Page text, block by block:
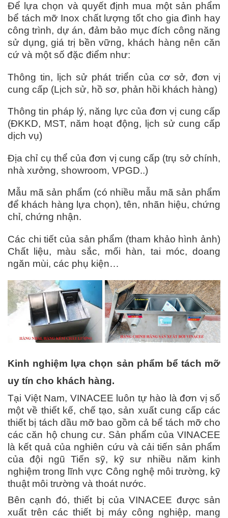
Để lựa chọn và quyết định mua một sản phẩm
bể tách mỡ Inox chất lượng tốt cho gia đình hay
công trình, dự án, đảm bảo mục đích công năng
sử dụng, giá trị bền vững, khách hàng nên căn
cứ và một số đặc điểm như:
Thông tin, lịch sử phát triển của cơ sở, đơn vị
cung cấp (Lịch sử, hồ sơ, phản hồi khách hàng)
Thông tin pháp lý, năng lực của đơn vị cung cấp
(ĐKKD, MST, năm hoạt động, lịch sử cung cấp
dịch vụ)
Địa chỉ cụ thể của đơn vị cung cấp (trụ sở chính,
nhà xưởng, showroom, VPGD..)
Mẫu mã sản phẩm (có nhiều mẫu mã sản phẩm
để khách hàng lựa chọn), tên, nhãn hiệu, chứng
chỉ, chứng nhận.
Các chi tiết của sản phẩm (tham khảo hình ảnh)
Chất liệu, màu sắc, mối hàn, tai móc, doang
ngăn mùi, các phụ kiện…
Kinh nghiệm lựa chọn sản phẩm bể tách mỡ
uy tín cho khách hàng.
Tại Việt Nam, VINACEE luôn tự hào là đơn vị số
một về thiết kế, chế tạo, sản xuất cung cấp các
thiết bị tách dầu mỡ bao gồm cả bể tách mỡ cho
các căn hộ chung cư. Sản phẩm của VINACEE
là kết quả của nghiên cứu và cải tiến sản phẩm
của đội ngũ Tiến sỹ, kỹ sư nhiều năm kinh
nghiệm trong lĩnh vực Công nghệ môi trường, kỹ
thuật môi trường và thoát nước.
Bên cạnh đó, thiết bị của VINACEE được sản
xuất trên các thiết bị máy công nghiệp, mang